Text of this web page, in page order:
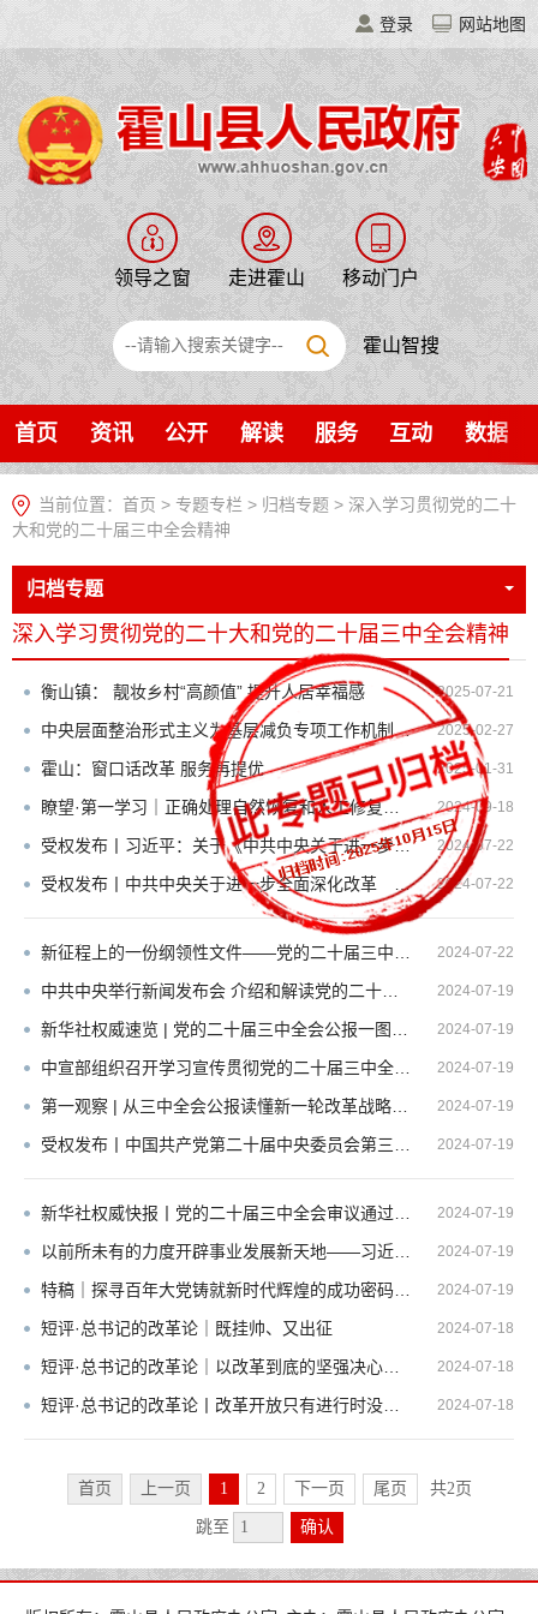
登录 网站地图
领导之窗 走进霍山 移动门户
霍山智搜
首页 资讯 公开 解读 服务 互动 数据
当前位置： 首页 > 专题专栏 > 归档专题 > 深入学习贯彻党的二十
大和党的二十届三中全会精神
归档专题
深入学习贯彻党的二十大和党的二十届三中全会精神
衡山镇： 靓妆乡村“高颜值” 提升人居幸福感 2025-07-21
中央层面整治形式主义为基层减负专项工作机制办公室 中央纪委办公厅 公开通报3起整治形式主义... 2025-02-27
霍山：窗口话改革 服务再提优 2025-01-31
瞭望·第一学习｜正确处理自然恢复和人工修复的关系 2024-09-18
受权发布丨习近平：关于《中共中央关于进一步全面深化改革、推进中国式现代化的决定》的说明 2024-07-22
受权发布丨中共中央关于进一步全面深化改革 推进中国式现代化的决定 2024-07-22
新征程上的一份纲领性文件——党的二十届三中全会侧记 2024-07-22
中共中央举行新闻发布会 介绍和解读党的二十届三中全会精神 2024-07-19
新华社权威速览 | 党的二十届三中全会公报一图读懂 2024-07-19
中宣部组织召开学习宣传贯彻党的二十届三中全会精神电视电话会议 2024-07-19
第一观察 | 从三中全会公报读懂新一轮改革战略重点 2024-07-19
受权发布丨中国共产党第二十届中央委员会第三次全体会议公报 2024-07-19
新华社权威快报丨党的二十届三中全会审议通过《中共中央关于进一步全面深化改革、推进中国式现... 2024-07-19
以前所未有的力度开辟事业发展新天地——习近平总书记带领全党全军全国各族人民全面深化改革扩... 2024-07-19
特稿｜探寻百年大党铸就新时代辉煌的成功密码——各国政党与中国共产党开展党际交流汲取治国理... 2024-07-19
短评·总书记的改革论｜既挂帅、又出征 2024-07-18
短评·总书记的改革论｜以改革到底的坚强决心动真碰硬 2024-07-18
短评·总书记的改革论丨改革开放只有进行时没有完成时 2024-07-18
首页 上一页 1 2 下一页 尾页 共2页
跳至 确认